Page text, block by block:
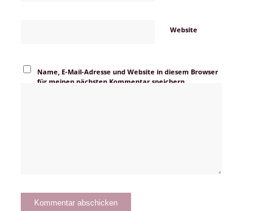
Website
Name, E-Mail-Adresse und Website in diesem Browser
für meinen nächsten Kommentar speichern.